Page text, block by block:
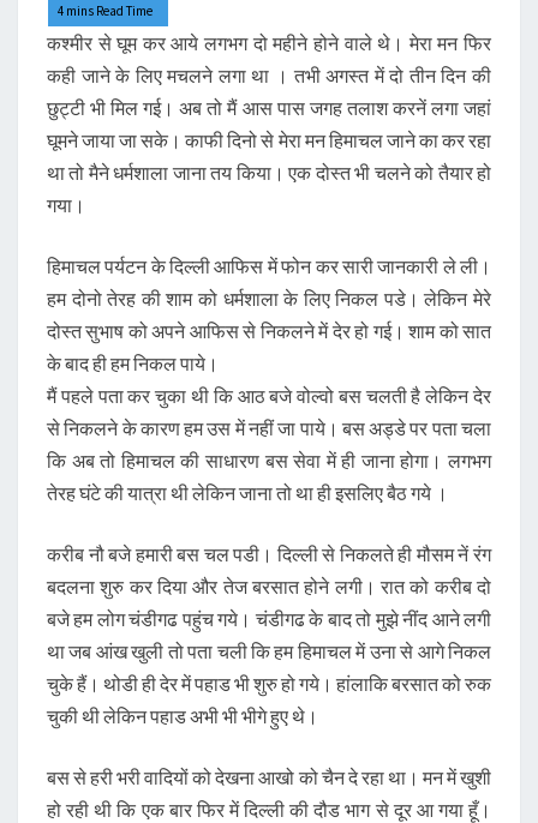
कश्मीर से घूम कर आये लगभग दो महीने होने वाले थे। मेरा मन फिर
कही जाने के लिए मचलने लगा था । तभी अगस्त में दो तीन दिन की
छुट्टी भी मिल गई। अब तो मैं आस पास जगह तलाश करनें लगा जहां
घूमने जाया जा सके। काफी दिनो से मेरा मन हिमाचल जाने का कर रहा
था तो मैने धर्मशाला जाना तय किया। एक दोस्त भी चलने को तैयार हो
गया।
हिमाचल पर्यटन के दिल्ली आफिस में फोन कर सारी जानकारी ले ली।
हम दोनो तेरह की शाम को धर्मशाला के लिए निकल पडे। लेकिन मेरे
दोस्त सुभाष को अपने आफिस से निकलने में देर हो गई। शाम को सात
के बाद ही हम निकल पाये।
मैं पहले पता कर चुका थी कि आठ बजे वोल्वो बस चलती है लेकिन देर
से निकलने के कारण हम उस में नहीं जा पाये। बस अड्डे पर पता चला
कि अब तो हिमाचल की साधारण बस सेवा में ही जाना होगा। लगभग
तेरह घंटे की यात्रा थी लेकिन जाना तो था ही इसलिए बैठ गये ।
करीब नौ बजे हमारी बस चल पडी। दिल्ली से निकलते ही मौसम नें रंग
बदलना शुरु कर दिया और तेज बरसात होने लगी। रात को करीब दो
बजे हम लोग चंडीगढ पहुंच गये। चंडीगढ के बाद तो मुझे नींद आने लगी
था जब आंख खुली तो पता चली कि हम हिमाचल में उना से आगे निकल
चुके हैं। थोडी ही देर में पहाड भी शुरु हो गये। हांलाकि बरसात को रुक
चुकी थी लेकिन पहाड अभी भी भीगे हुए थे।
बस से हरी भरी वादियों को देखना आखो को चैन दे रहा था। मन में खुशी
हो रही थी कि एक बार फिर में दिल्ली की दौड भाग से दूर आ गया हूँ।